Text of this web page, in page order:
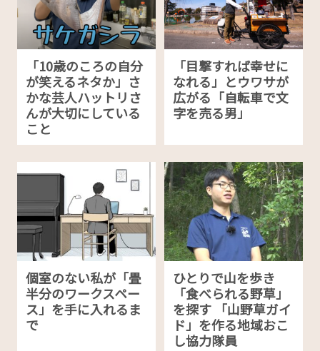
「10歳のころの自分
が笑えるネタか」さ
かな芸人ハットリさ
んが大切にしている
こと
「目撃すれば幸せに
なれる」とウワサが
広がる「自転車で文
字を売る男」
個室のない私が「畳
半分のワークスペー
ス」を手に入れるま
で
ひとりで山を歩き
「食べられる野草」
を探す 「山野草ガイ
ド」を作る地域おこ
し協力隊員